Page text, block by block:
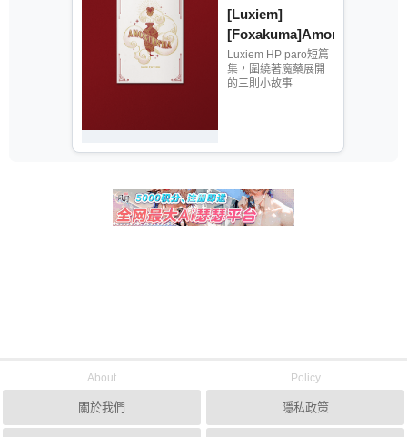
[Luxiem]
[Foxakuma]Amortentia
Luxiem HP paro短篇
集，圍繞著魔藥展開
的三則小故事
About
關於我們
Policy
隱私政策